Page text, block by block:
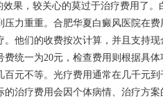
果，较关心的莫过于治疗费用了。
力重重。合肥华夏白癜风医院在费
他们的收费按次计算，并且支持现
统一为20元，检查费用则根据具体
元不等。光疗费用通常在几千元到
治疗费用会因个体病情、治疗方案